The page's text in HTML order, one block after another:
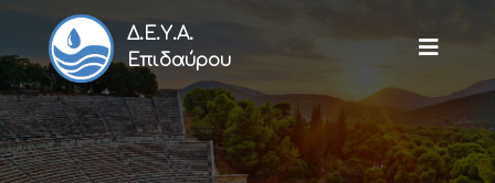
Δ.Ε.Υ.Α.
Επιδαύρου